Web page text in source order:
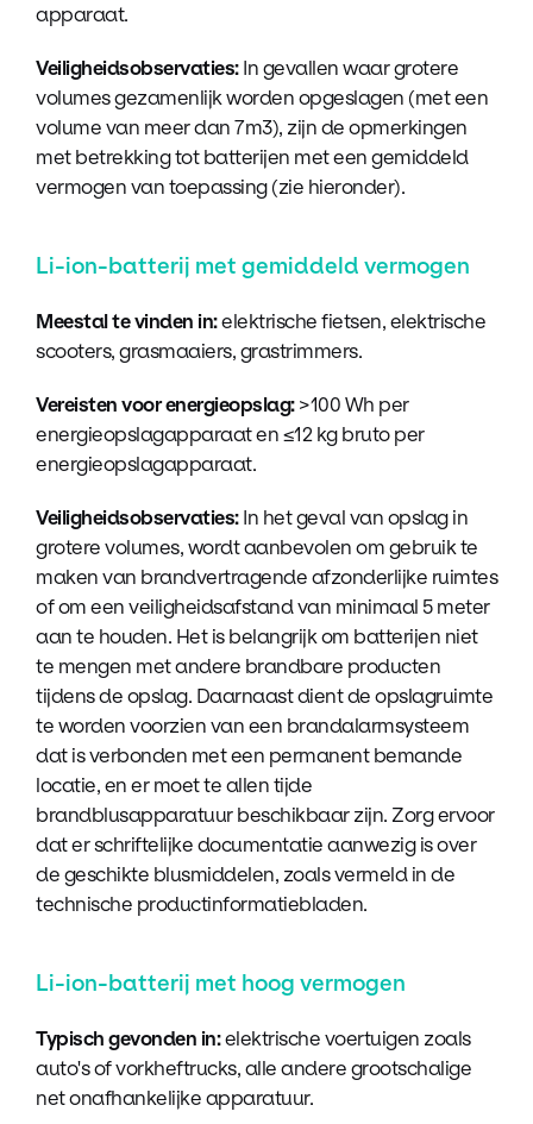
apparaat.
Veiligheidsobservaties: In gevallen waar grotere
volumes gezamenlijk worden opgeslagen (met een
volume van meer dan 7m3), zijn de opmerkingen
met betrekking tot batterijen met een gemiddeld
vermogen van toepassing (zie hieronder).
Li-ion-batterij met gemiddeld vermogen
Meestal te vinden in:elektrische fietsen, elektrische
scooters, grasmaaiers, grastrimmers.
Vereisten voor energieopslag:>100 Wh per
energieopslagapparaat en ≤12 kg bruto per
energieopslagapparaat.
Veiligheidsobservaties:In het geval van opslag in
grotere volumes, wordt aanbevolen om gebruik te
maken van brandvertragende afzonderlijke ruimtes
of om een veiligheidsafstand van minimaal 5 meter
aan te houden. Het is belangrijk om batterijen niet
te mengen met andere brandbare producten
tijdens de opslag. Daarnaast dient de opslagruimte
te worden voorzien van een brandalarmsysteem
dat is verbonden met een permanent bemande
locatie, en er moet te allen tijde
brandblusapparatuur beschikbaar zijn. Zorg ervoor
dat er schriftelijke documentatie aanwezig is over
de geschikte blusmiddelen, zoals vermeld in de
technische productinformatiebladen.
Li-ion-batterij met hoog vermogen
Typisch gevonden in:elektrische voertuigen zoals
auto's of vorkheftrucks, alle andere grootschalige
net onafhankelijke apparatuur.